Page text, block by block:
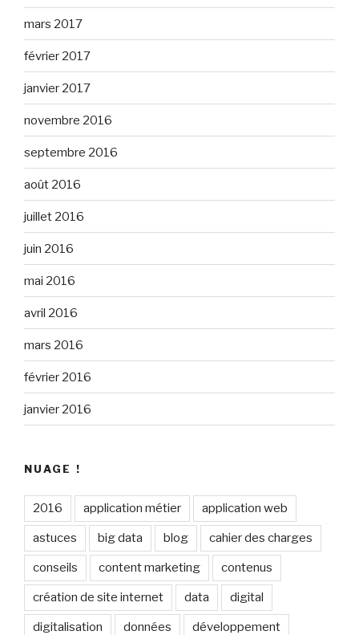
mars 2017
février 2017
janvier 2017
novembre 2016
septembre 2016
août 2016
juillet 2016
juin 2016
mai 2016
avril 2016
mars 2016
février 2016
janvier 2016
NUAGE !
2016 application métier application web
astuces big data blog cahier des charges
conseils content marketing contenus
création de site internet data digital
digitalisation données développement